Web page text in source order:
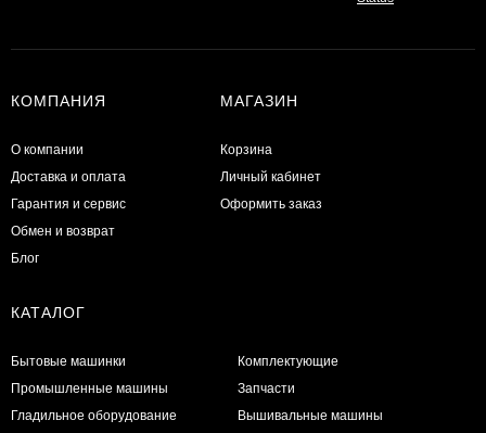
КОМПАНИЯ
О компании
Доставка и оплата
Гарантия и сервис
Обмен и возврат
Блог
МАГАЗИН
Корзина
Личный кабинет
Оформить заказ
КАТАЛОГ
Бытовые машинки
Промышленные машины
Гладильное оборудование
Комплектующие
Запчасти
Вышивальные машины